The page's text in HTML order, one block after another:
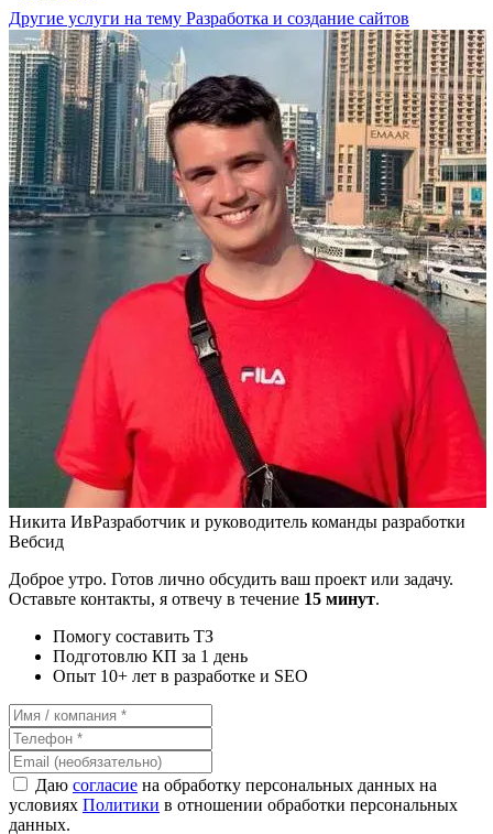
Другие услуги на тему Разработка и создание сайтов
Никита ИвРазработчик и руководитель команды разработки
Вебсид
Доброе утро. Готов лично обсудить ваш проект или задачу.
Оставьте контакты, я отвечу в течение 15 минут.
Помогу составить ТЗ
Подготовлю КП за 1 день
Опыт 10+ лет в разработке и SEO
Даю согласие на обработку персональных данных на
условиях Политики в отношении обработки персональных
данных.